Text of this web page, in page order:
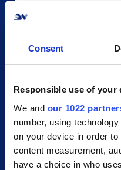
Consent
Responsible use of your
We and our 1022
number, using
on your device in order
content measurement,
have a choice in who
effektive og
bæredygtige - de
råd om, hvordan
det samme!